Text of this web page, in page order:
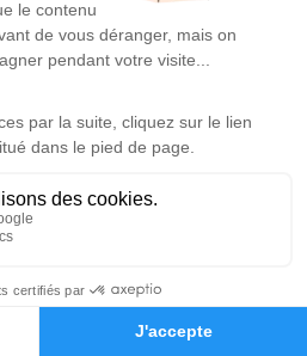
Hommages
d’arbre hommage est
Je rends hommage
de Guénange